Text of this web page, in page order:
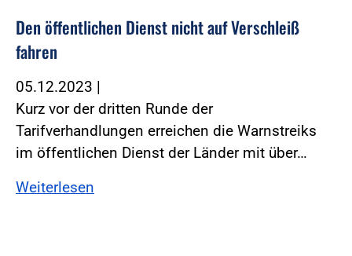
Den öffentlichen Dienst nicht auf Verschleiß
fahren
05.12.2023 |
Kurz vor der dritten Runde der
Tarifverhandlungen erreichen die Warnstreiks
im öffentlichen Dienst der Länder mit über…
Weiterlesen